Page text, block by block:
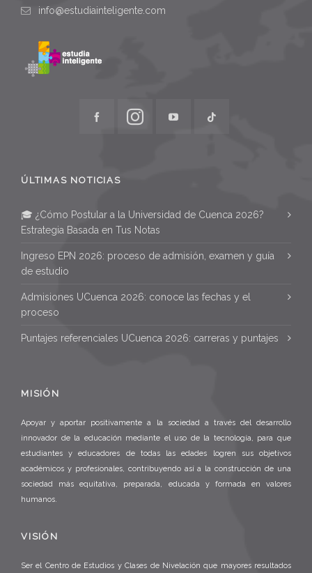
info@estudiainteligente.com
ÚLTIMAS NOTICIAS
🎓 ¿Cómo Postular a la Universidad de Cuenca 2026?
Estrategia Basada en Tus Notas
Ingreso EPN 2026: proceso de admisión, examen y guía
de estudio
Admisiones UCuenca 2026: conoce las fechas y el
proceso
Puntajes referenciales UCuenca 2026: carreras y puntajes
MISIÓN
Apoyar y aportar positivamente a la sociedad a través del desarrollo
innovador de la educación mediante el uso de la tecnología, para que
estudiantes y educadores de todas las edades logren sus objetivos
académicos y profesionales, contribuyendo así a la construcción de una
sociedad más equitativa, preparada, educada y formada en valores
humanos.
VISIÓN
Ser el Centro de Estudios y Clases de Nivelación que mayores resultados